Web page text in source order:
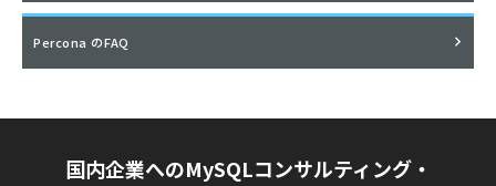
Percona のFAQ
国内企業へのMySQLコンサルティング・